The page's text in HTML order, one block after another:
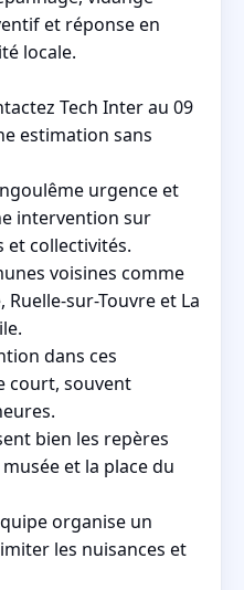
et réponse en
locale.
Tech Inter au 09
estimation sans
urgence et
intervention sur
collectivités.
voisines comme
sur-Touvre et La
dans ces
court, souvent
bien les repères
et la place du
organise un
les nuisances et